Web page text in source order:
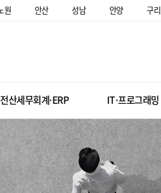
원 안산 성남 안양 구리
전산세무회계·ERP IT·프로그래밍